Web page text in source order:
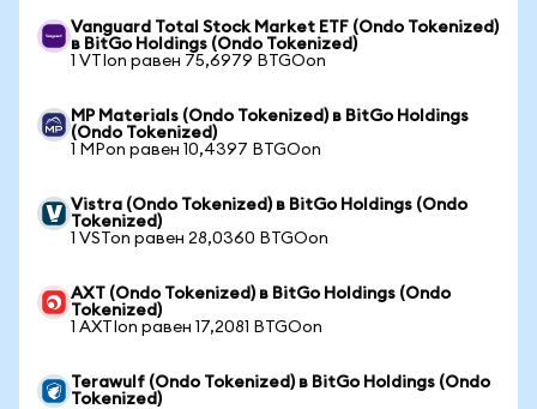
Vanguard Total Stock Market ETF (Ondo Tokenized)
в BitGo Holdings (Ondo Tokenized)
1 VTIon равен 75,6979 BTGOon
MP Materials (Ondo Tokenized) в BitGo Holdings
(Ondo Tokenized)
1 MPon равен 10,4397 BTGOon
Vistra (Ondo Tokenized) в BitGo Holdings (Ondo
Tokenized)
1 VSTon равен 28,0360 BTGOon
AXT (Ondo Tokenized) в BitGo Holdings (Ondo
Tokenized)
1 AXTIon равен 17,2081 BTGOon
Terawulf (Ondo Tokenized) в BitGo Holdings (Ondo
Tokenized)